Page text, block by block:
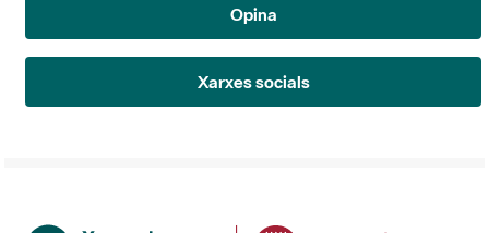
Opina
Xarxes socials